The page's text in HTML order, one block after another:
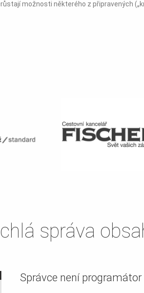
možnosti některého z připravených
správa
Správce není programátor